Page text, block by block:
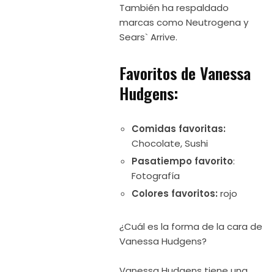
También ha respaldado
marcas como Neutrogena y
Sears` Arrive.
Favoritos de Vanessa
Hudgens:
Comidas favoritas:
Chocolate, Sushi
Pasatiempo favorito:
Fotografía
Colores favoritos: rojo
¿Cuál es la forma de la cara de
Vanessa Hudgens?